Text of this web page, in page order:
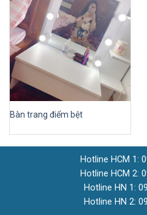
Bàn trang điểm bệt
Hotline HCM 1:
Hotline HCM 2:
Hotline HN 1:
Hotline HN 2: